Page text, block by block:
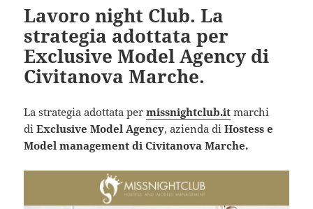
Lavoro night Club. La
strategia adottata per
Exclusive Model Agency di
Civitanova Marche.
La strategia adottata permissnightclub.it marchi
diExclusive Model Agency, azienda diHostess e
Model management di Civitanova Marche.